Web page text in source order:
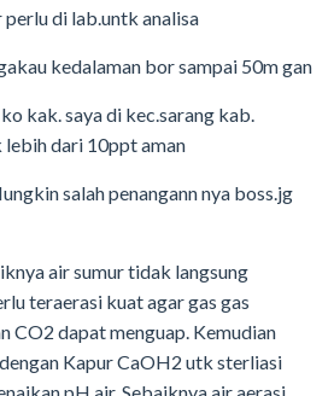
perlu di lab.untk analisa
kedalaman bor sampai 50m gan
kak. saya di kec.sarang kab.
dari 10ppt aman
salah penangann nya boss.jg
air sumur tidak langsung
teraerasi kuat agar gas gas
CO2 dapat menguap. Kemudian
Kapur CaOH2 utk sterliasi